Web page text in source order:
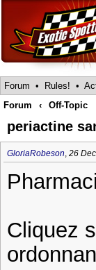
Forum • Rules! •
Forum
‹ Off-Topic
periactine
GloriaRobeson, 26
Cliquez